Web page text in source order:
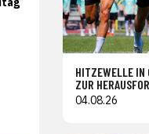
HITZEWELLE IN
ZUR
04.08.26